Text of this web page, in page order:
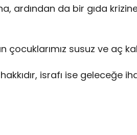
ardından da bir gıda
çocuklarımız susuz ve aç
israfı ise geleceğe